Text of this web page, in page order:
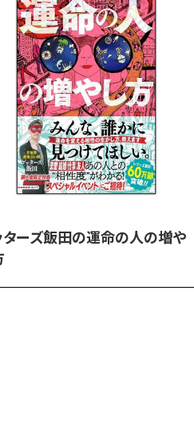
【実践編： あなたの悩み別・
る】
◆「うまくいかない……、将来
◆「お金がほしい、豊かにな
◆「魅力的な人になりたい人
◆「遠距離恋愛や困難な恋を
◆「転職、転校、引っ越し先
神社 ほか
の悩みや願望別に、あなた
ターズ飯田の運命の人の増や